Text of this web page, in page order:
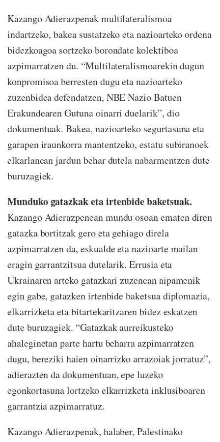
Kazango Adierazpenak multilateralismoa
indartzeko, bakea sustatzeko eta nazioarteko ordena
bidezkoagoa sortzeko borondate kolektiboa
azpimarratzen du. “Multilateralismoarekin dugun
konpromisoa berresten dugu eta nazioarteko
zuzenbidea defendatzen, NBE Nazio Batuen
Erakundearen Gutuna oinarri duelarik”, dio
dokumentuak. Bakea, nazioarteko segurtasuna eta
garapen iraunkorra mantentzeko, estatu subiranoek
elkarlanean jardun behar dutela nabarmentzen dute
buruzagiek.
Munduko gatazkak eta irtenbide baketsuak.
Kazango Adierazpenean mundu osoan ematen diren
gatazka bortitzak gero eta gehiago direla
azpimarratzen da, eskualde eta nazioarte mailan
eragin garrantzitsua dutelarik. Errusia eta
Ukrainaren arteko gatazkari zuzenean aipamenik
egin gabe, gatazken irtenbide baketsua diplomazia,
elkarrizketa eta bitartekaritzaren bidez eskatzen
dute buruzagiek. “Gatazkak aurreikusteko
ahaleginetan parte hartu beharra azpimarratzen
dugu, bereziki haien oinarrizko arrazoiak jorratuz”,
adierazten da dokumentuan, epe luzeko
egonkortasuna lortzeko elkarrizketa inklusiboaren
garrantzia azpimarratuz.
Kazango Adierazpenak, halaber, Palestinako